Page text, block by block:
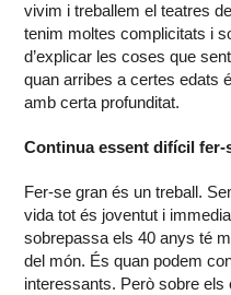
vivim i treballem el teatres
tenim moltes complicitats i
d’explicar les coses que
quan arribes a certes edats
amb certa profunditat.
Continua essent difícil
Fer-se gran és un treball.
vida tot és joventut i
sobrepassa els 40 anys té
del món. És quan podem
interessants. Però sobre els